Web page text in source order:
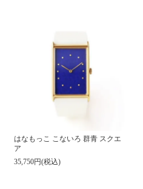
はなもっこ こないろ 群青 スクエ
ア
35,750円(税込)